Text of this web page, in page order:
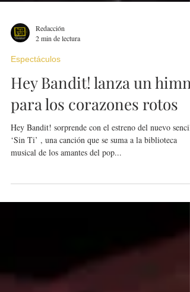
2 min de lectura
Espectáculos
Hey Bandit! lanza un himno
para los corazones rotos
Hey Bandit! sorprende con el estreno del nuevo
‘Sin Ti’ , una canción que se suma a la biblioteca